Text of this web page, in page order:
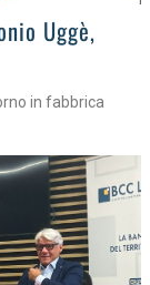
Uggè,
in fabbrica